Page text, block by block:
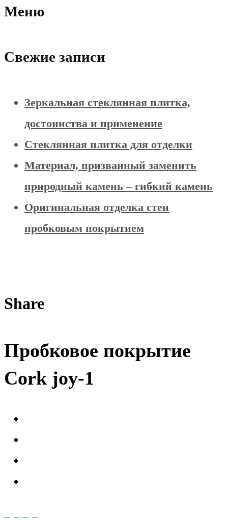
Меню
Свежие записи
Зеркальная стеклянная плитка,
достоинства и применение
Стеклянная плитка для отделки
Материал, призванный заменить
природный камень – гибкий камень
Оригинальная отделка стен
пробковым покрытием
Share
Пробковое покрытие
Cork joy-1